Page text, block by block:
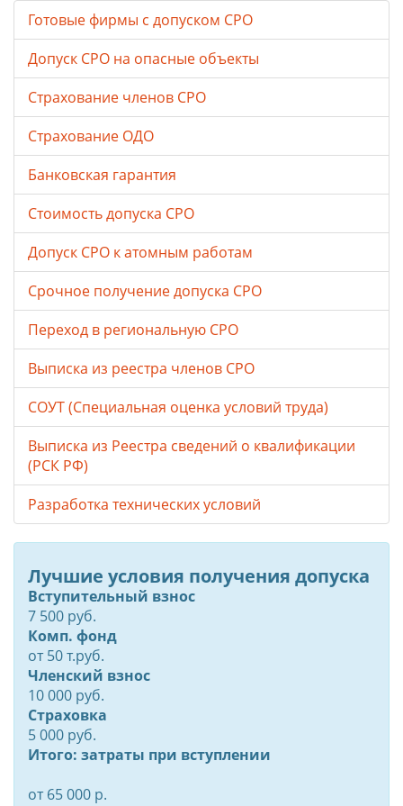
Готовые фирмы с допуском СРО
Допуск СРО на опасные объекты
Страхование членов СРО
Страхование ОДО
Банковская гарантия
Стоимость допуска СРО
Допуск СРО к атомным работам
Срочное получение допуска СРО
Переход в региональную СРО
Выписка из реестра членов СРО
СОУТ (Специальная оценка условий труда)
Выписка из Реестра сведений о квалификации
(РСК РФ)
Разработка технических условий
Лучшие условия получения допуска
Вступительный взнос
7 500 руб.
Комп. фонд
от50т.руб.
Членский взнос
10 000 руб.
Страховка
5 000 руб.
Итого: затраты при вступлении
от 65 000 р.